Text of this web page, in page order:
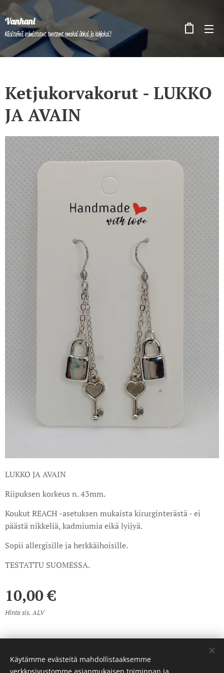
Vanhani
Käsityönä valmistetut tuotteet omaksi iloksi ja lahjaksi!
Ketjukorvakorut - LUKKO
JA AVAIN
LUKKO JA AVAIN
Riipuksen korkeus n. 43mm.
Koukut REACH -asetuksen mukaista kirurginterästä - ei
päästä nikkeliä, kadmiumia eikä lyijyä.
Sopii allergisille ja herkkäihoisille.
TESTATTU SUOMESSA.
10,00€
Hinta sis. ALV
© 2023 Kaikki oikeudet pidätetään
Käytämme evästeitä mahdollistaaksemme